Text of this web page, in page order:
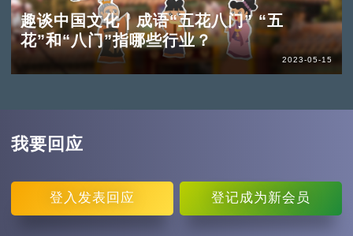
趣谈中国文化｜成语“五花八门” “五
花”和“八门”指哪些行业？
2023-05-15
我要回应
登入 发表回应 登记成为新会员